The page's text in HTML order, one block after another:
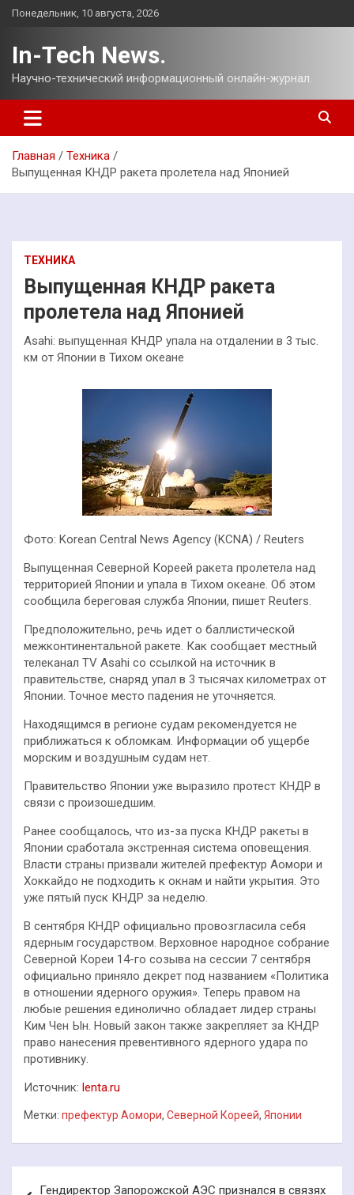
Перейти
Понедельник, 10 августа, 2026
In-Tech News.
Научно-технический информационный онлайн-журнал.
Главная
Техника
Выпущенная КНДР ракета пролетела над Японией
ТЕХНИКА
Выпущенная КНДР ракета
пролетела над Японией
Asahi: выпущенная КНДР упала на отдалении в 3 тыс.
км от Японии в Тихом океане
Фото: Korean Central News Agency (KCNA) / Reuters
Выпущенная Северной Кореей ракета пролетела над
территорией Японии и упала в Тихом океане. Об этом
сообщила береговая служба Японии, пишет Reuters.
Предположительно, речь идет о баллистической
межконтинентальной ракете. Как сообщает местный
телеканал TV Asahi со ссылкой на источник в
правительстве, снаряд упал в 3 тысячах километрах от
Японии. Точное место падения не уточняется.
Находящимся в регионе судам рекомендуется не
приближаться к обломкам. Информации об ущербе
морским и воздушным судам нет.
Правительство Японии уже выразило протест КНДР в
связи с произошедшим.
Ранее сообщалось, что из-за пуска КНДР ракеты в
Японии сработала экстренная система оповещения.
Власти страны призвали жителей префектур Аомори и
Хоккайдо не подходить к окнам и найти укрытия. Это
уже пятый пуск КНДР за неделю.
В сентября КНДР официально провозгласила себя
ядерным государством. Верховное народное собрание
Северной Кореи 14-го созыва на сессии 7 сентября
официально приняло декрет под названием «Политика
в отношении ядерного оружия». Теперь правом на
любые решения единолично обладает лидер страны
Ким Чен Ын. Новый закон также закрепляет за КНДР
право нанесения превентивного ядерного удара по
противнику.
Источник: lenta.ru
Метки: префектур Аомори, Северной Кореей, Японии
Гендиректор Запорожской АЭС признался в связях